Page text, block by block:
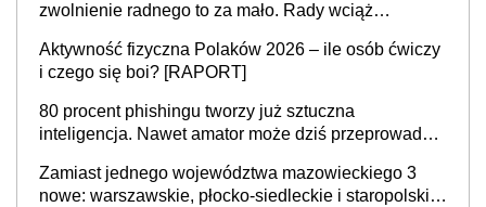
zwolnienie radnego to za mało. Rady wciąż
sprawy
Aktywność fizyczna Polaków 2026 – ile osób ćwiczy
i czego się boi? [RAPORT]
80 procent phishingu tworzy już sztuczna
inteligencja. Nawet amator może dziś przeprowadzić
Zamiast jednego województwa mazowieckiego 3
nowe: warszawskie, płocko-siedleckie i staropolskie.